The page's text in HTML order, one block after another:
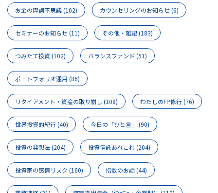
お金の摩訶不思議(102) カウンセリングのお知らせ(6)
セミナーのお知らせ(11) その他・雑記(183)
つみたて投資(102) バランスファンド (51)
ポートフォリオ運用 (86)
リタイアメント・資産の取り崩し (108) わたしのFP修行(76)
世界投資的紀行(40) 今日の「ひと言」 (90)
投資の発想法(204) 投資信託あれこれ(204)
投資家の感情リスク (160) 指数のお話(44)